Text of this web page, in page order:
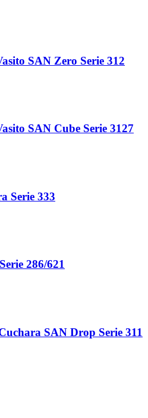
SAN Zero Serie 312
SAN Cube Serie 3127
Serie 333
286/621
SAN Drop Serie 311